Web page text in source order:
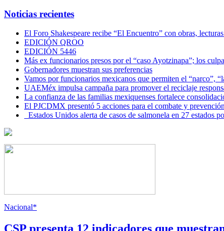
Noticias recientes
El Foro Shakespeare recibe “El Encuentro” con obras,
EDICIÓN QROO
EDICIÓN 5446
Más ex funcionarios presos por el “caso Ayotzinapa”; los
Gobernadores muestran sus preferencias
Vamos por funcionarios mexicanos que permiten el “narco”,
UAEMéx impulsa campaña para promover el reciclaje
La confianza de las familias mexiquenses fortalece
El PJCDMX presentó 5 acciones para el combate y
Estados Unidos alerta de casos de salmonela en 27 estados
Nacional*